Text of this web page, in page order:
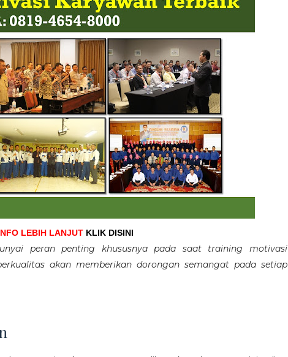
LEBIH LANJUT KLIK DISINI
peran penting khususnya pada saat training motivasi
akan memberikan dorongan semangat pada setiap